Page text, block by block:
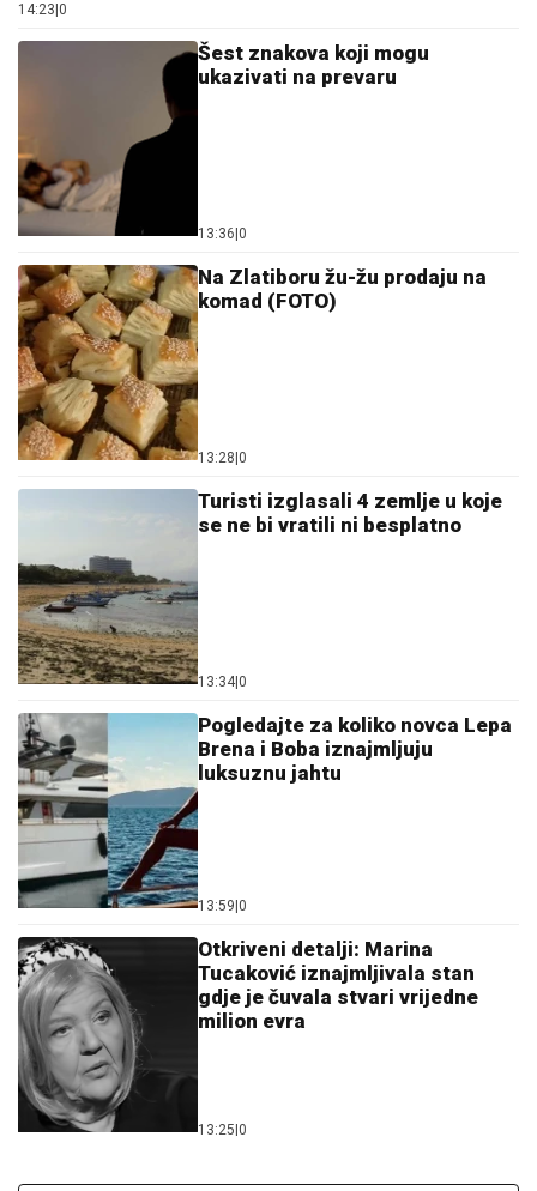
14:23 0
Šest znakova koji mogu
ukazivati na prevaru
13:36 0
Na Zlatiboru žu-žu prodaju na
komad (FOTO)
13:28 0
Turisti izglasali 4 zemlje u koje
se ne bi vratili ni besplatno
13:34 0
Pogledajte za koliko novca Lepa
Brena i Boba iznajmljuju
luksuznu jahtu
13:59 0
Otkriveni detalji: Marina
Tucaković iznajmljivala stan
gdje je čuvala stvari vrijedne
milion evra
13:25 0